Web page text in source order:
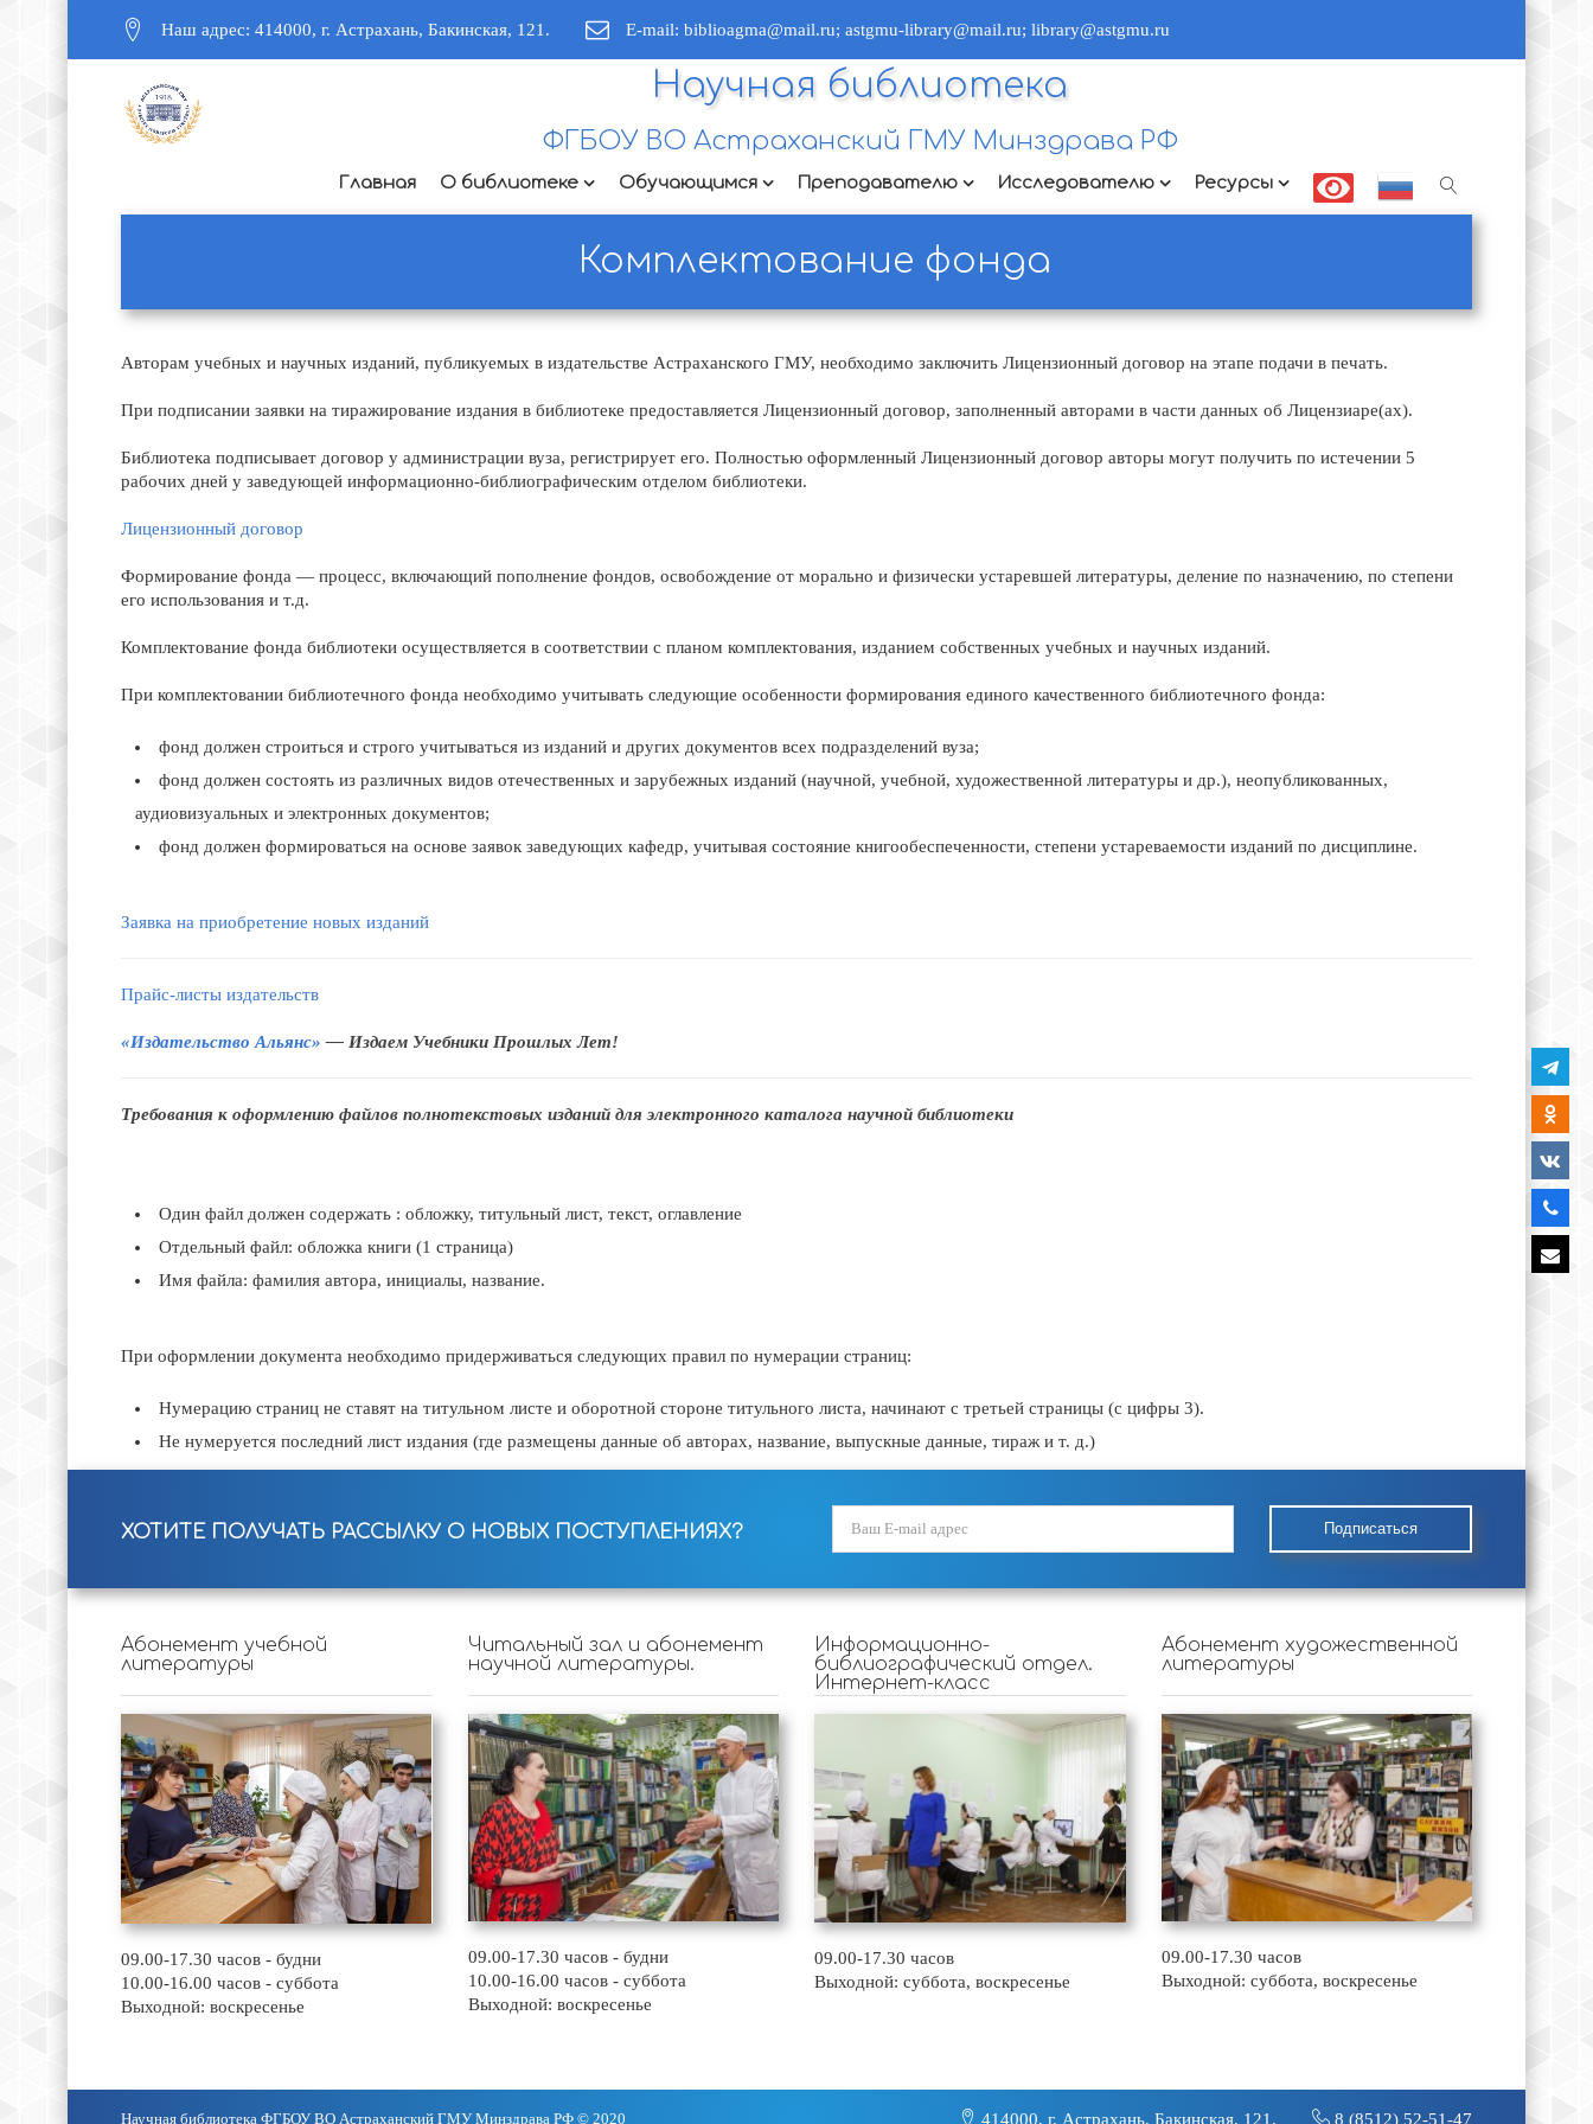
Наш адрес: 414000, г. Астрахань, Бакинская, 121. E-mail: biblioagma@mail.ru; astgmu-library@mail.ru; library@astgmu.ru
Научная библиотека
ФГБОУ ВО Астраханский ГМУ Минздрава РФ
Главная О библиотеке Обучающимся Преподавателю Исследователю Ресурсы
Комплектование фонда
Авторам учебных и научных изданий, публикуемых в издательстве Астраханского ГМУ, необходимо заключить Лицензионный договор на этапе подачи в печать.
При подписании заявки на тиражирование издания в библиотеке предоставляется Лицензионный договор, заполненный авторами в части данных об Лицензиаре(ах).
Библиотека подписывает договор у администрации вуза, регистрирует его. Полностью оформленный Лицензионный договор авторы могут получить по истечении 5
рабочих дней у заведующей информационно-библиографическим отделом библиотеки.
Лицензионный договор
Формирование фонда — процесс, включающий пополнение фондов, освобождение от морально и физически устаревшей литературы, деление по назначению, по степени
его использования и т.д.
Комплектование фонда библиотеки осуществляется в соответствии с планом комплектования, изданием собственных учебных и научных изданий.
При комплектовании библиотечного фонда необходимо учитывать следующие особенности формирования единого качественного библиотечного фонда:
фонд должен строиться и строго учитываться из изданий и других документов всех подразделений вуза;
фонд должен состоять из различных видов отечественных и зарубежных изданий (научной, учебной, художественной литературы и др.), неопубликованных,
аудиовизуальных и электронных документов;
фонд должен формироваться на основе заявок заведующих кафедр, учитывая состояние книгообеспеченности, степени устареваемости изданий по дисциплине.
Заявка на приобретение новых изданий
Прайс-листы издательств
«Издательство Альянс» — Издаем Учебники Прошлых Лет!
Требования к оформлению файлов полнотекстовых изданий для электронного каталога научной библиотеки
Один файл должен содержать : обложку, титульный лист, текст, оглавление
Отдельный файл: обложка книги (1 страница)
Имя файла: фамилия автора, инициалы, название.
При оформлении документа необходимо придерживаться следующих правил по нумерации страниц:
Нумерацию страниц не ставят на титульном листе и оборотной стороне титульного листа, начинают с третьей страницы (с цифры 3).
Не нумеруется последний лист издания (где размещены данные об авторах, название, выпускные данные, тираж и т. д.)
ХОТИТЕ ПОЛУЧАТЬ РАССЫЛКУ О НОВЫХ ПОСТУПЛЕНИЯХ? Подписаться
Абонемент учебной
литературы
09.00-17.30 часов - будни
10.00-16.00 часов - суббота
Выходной: воскресенье
Читальный зал и абонемент
научной литературы.
09.00-17.30 часов - будни
10.00-16.00 часов - суббота
Выходной: воскресенье
Информационно-
библиографический отдел.
Интернет-класс
09.00-17.30 часов
Выходной: суббота, воскресенье
Абонемент художественной
литературы
09.00-17.30 часов
Выходной: суббота, воскресенье
Научная библиотека ФГБОУ ВО Астраханский ГМУ Минздрава РФ © 2020 414000, г. Астрахань, Бакинская, 121. 8 (8512) 52-51-47